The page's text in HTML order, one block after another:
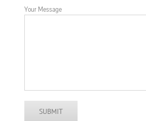
Your Message